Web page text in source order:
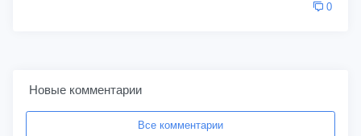
0
Новые комментарии
Все комментарии